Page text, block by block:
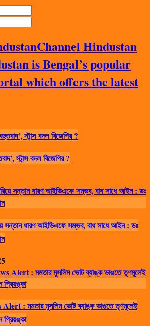
Channel Hindustan
is Bengal’s popular
which offers the latest
স্টান্স বদল বিজেপির ?
সন্তান ধারণ আইভিএফে সম্ভব, বাধ সাধে আইন : ডঃ
: মমতার মুসলিম ভোট ব্যাঙ্ক ভাঙতে তৃণমূলেই
প্রিয়ঙ্কা